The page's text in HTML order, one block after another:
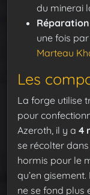
du minerai
Réparation
une fois
Marteau
Les
La forge utilise
pour
Azeroth, il y a 4
se récolter
hormis pour le
qu’en
ne se fond plus